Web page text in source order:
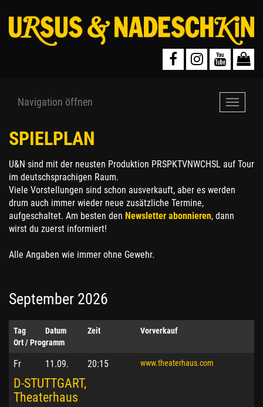
Navigation öffnen
SPIELPLAN
U&N sind mit der neusten Produktion PRSPKTVNWCHSL auf Tour
im deutschsprachigen Raum.
Viele Vorstellungen sind schon ausverkauft, aber es werden
drum auch immer wieder neue zusätzliche Termine,
aufgeschaltet. Am besten den Newsletter abonnieren, dann
wirst du zuerst informiert!
Alle Angaben wie immer ohne Gewehr.
September 2026
Tag Datum
Zeit
Ort / Programm
Vorverkauf
Fr 11.09. 20:15
D-STUTTGART,
Theaterhaus
www.theaterhaus.com